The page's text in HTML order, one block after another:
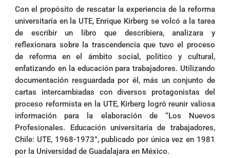
Con el propósito de rescatar la experiencia de la reforma
universitaria en la UTE, Enrique Kirberg se volcó a la tarea
de escribir un libro que describiera, analizara y
reflexionara sobre la trascendencia que tuvo el proceso
de reforma en el ámbito social, político y cultural,
enfatizando en la educación para trabajadores. Utilizando
documentación resguardada por él, más un conjunto de
cartas intercambiadas con diversos protagonistas del
proceso reformista en la UTE, Kirberg logró reunir valiosa
información para la elaboración de “Los Nuevos
Profesionales. Educación universitaria de trabajadores,
Chile: UTE, 1968-1973”, publicado por única vez en 1981
por la Universidad de Guadalajara en México.